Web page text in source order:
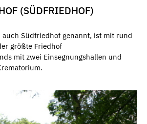
(SÜDFRIEDHOF)
Südfriedhof genannt, ist mit rund
größte Friedhof
mit zwei Einsegnungshallen und